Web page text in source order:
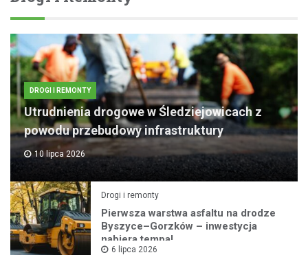
DROGI I REMONTY
Utrudnienia drogowe w Śledziejowicach z
powodu przebudowy infrastruktury
10 lipca 2026
Drogi i remonty
Pierwsza warstwa asfaltu na drodze
Byszyce–Gorzków – inwestycja
nabiera tempa!
6 lipca 2026